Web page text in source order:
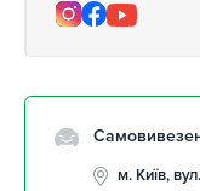
м. Київ,